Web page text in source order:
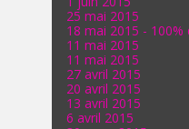
25 mai 2015
18 mai 2015 -
11 mai 2015
11 mai 2015
27 avril 2015
20 avril 2015
13 avril 2015
6 avril 2015